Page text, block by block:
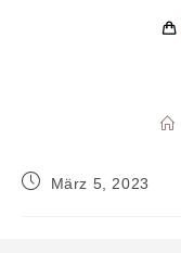
BeitragMärz 5, 2023